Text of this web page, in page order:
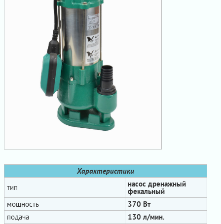
Характеристики
тип
насос дренажный
фекальный
мощность
370 Вт
подача
130 л/мин.